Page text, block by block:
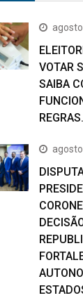
VOTAR
SAIBA
REGRAS.